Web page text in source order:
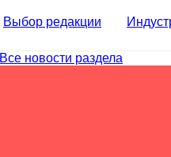
Выбор редакции
Все новости раздела